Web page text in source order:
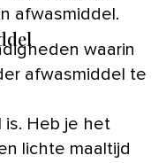
afwasmiddel.
waarin
afwasmiddel te
is. Heb je het
lichte maaltijd